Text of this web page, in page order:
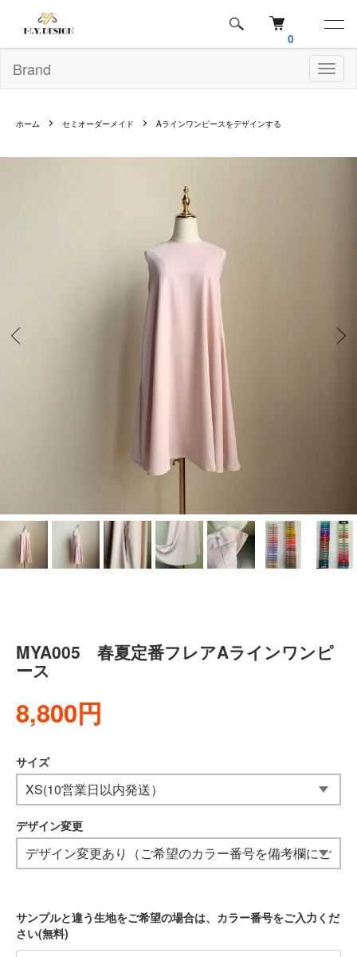
Brand
0
ホーム セミオーダーメイド Aラインワンピースをデザインする
MYA005 春夏定番フレアAラインワンピ
ース
8,800円
サイズ
デザイン変更
サンプルと違う生地をご希望の場合は、カラー番号をご入力くだ
さい(無料)